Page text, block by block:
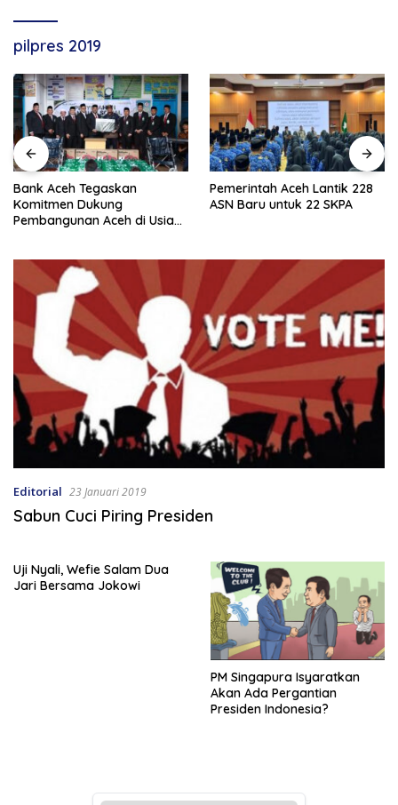
pilpres 2019
Bank Aceh Tegaskan
Komitmen Dukung
Pembangunan Aceh di Usia
Pemerintah Aceh Lantik 228
ASN Baru untuk 22 SKPA
Editorial 23 Januari 2019
Sabun Cuci Piring Presiden
Uji Nyali, Wefie Salam Dua
Jari Bersama Jokowi
PM Singapura Isyaratkan
Akan Ada Pergantian
Presiden Indonesia?